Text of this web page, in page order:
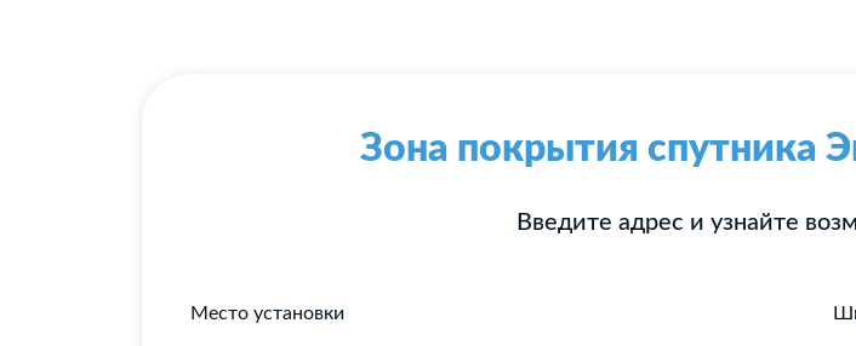
Зона покрытия спутника
Введите адрес и узнайте
Место установки